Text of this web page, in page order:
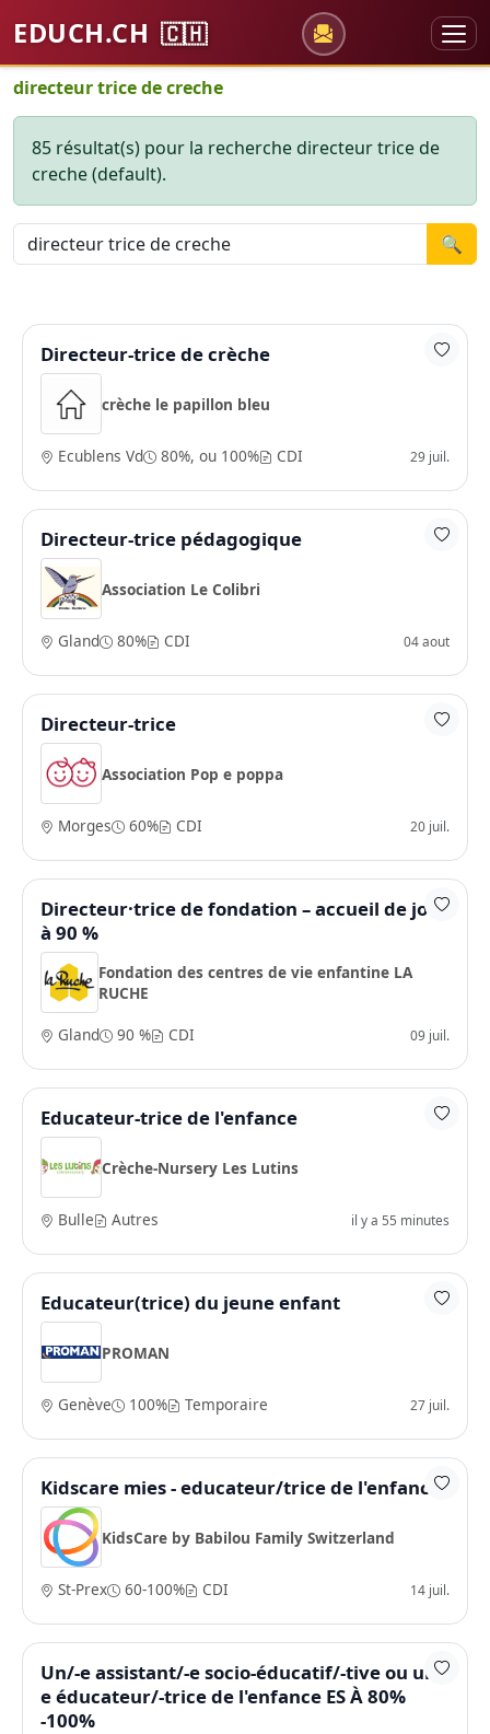
EDUCH.CH 🇨🇭
directeur trice de creche
85 résultat(s) pour la recherche directeur trice de
creche (default).
🔍
Directeur-trice de crèche
crèche le papillon bleu
Ecublens Vd 80%, ou 100% CDI 29 juil.
Directeur-trice pédagogique
Association Le Colibri
Gland 80% CDI 04 aout
Directeur-trice
Association Pop e poppa
Morges 60% CDI 20 juil.
Directeur·trice de fondation – accueil de jour
à 90 %
Fondation des centres de vie enfantine LA
RUCHE
Gland
90 % CDI 09 juil.
Educateur-trice de l'enfance
Crèche-Nursery Les Lutins
Bulle Autres il y a 55 minutes
Educateur(trice) du jeune enfant
PROMAN
Genève 100% Temporaire 27 juil.
Kidscare mies - educateur/trice de l'enfance
KidsCare by Babilou Family Switzerland
St-Prex 60-100% CDI 14 juil.
Un/-e assistant/-e socio-éducatif/-tive ou un/-
e éducateur/-trice de l'enfance ES À 80%
-100%